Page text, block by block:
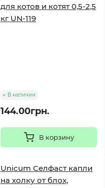
для котов и котят 0,5-2,5
кг UN-119
В наличии
144.00грн.
В корзину
Unicum Селфаст капли
на холку от блох,